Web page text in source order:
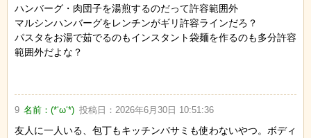
ハンバーグ・肉団子を湯煎するのだって許容範囲外
マルシンハンバーグをレンチンがギリ許容ラインだろ？
パスタをお湯で茹でるのもインスタント袋麺を作るのも多分許容
範囲外だよな？
9 名前：(*‘ω‘*) 投稿日： 2026年6月30日 10:51:36
友人に一人いる、包丁もキッチンバサミも使わないやつ。ボディ